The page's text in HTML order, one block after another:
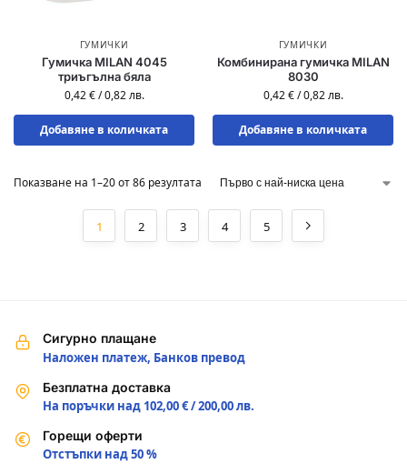
ГУМИЧКИ
Гумичка MILAN 4045
триъгълна бяла
0,42€ /0,82лв.
Добавяне в количката
ГУМИЧКИ
Комбинирана гумичка MILAN
8030
0,42€ /0,82лв.
Добавяне в количката
Показване на 1–20 от 86 резултата
1 2 3 4 5
Сигурно плащане
Наложен платеж, Банков превод
Безплатна доставка
На поръчки над 102,00 € / 200,00 лв.
Горещи оферти
Отстъпки над 50 %